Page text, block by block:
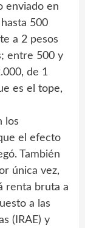
enviado en
500
a 2 pesos
entre 500 y
de 1
es el tope,
los
el efecto
También
única vez,
renta bruta a
a las
(IRAE) y